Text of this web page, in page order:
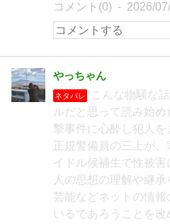
コメント(0) 2026/
やっちゃん
ネタバレ
こんな物騒な
ルだと思って読み始
撃事件に心酔し犯人
正規警備員の三上が
イドル候補生で性被
人の思想の理解や継
芸能などネットの情
いるであろうことを